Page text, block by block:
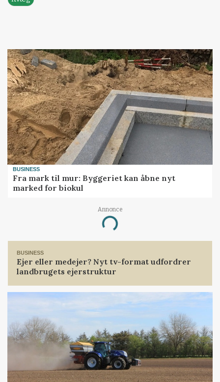
BUSINESS
Fra mark til mur: Byggeriet kan åbne nyt
marked for biokul
Annonce
Loading...
BUSINESS
Ejer eller medejer? Nyt tv-format udfordrer
landbrugets ejerstruktur